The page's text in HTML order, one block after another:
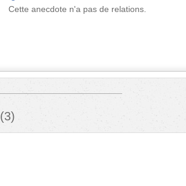
Cette anecdote n'a pas de relations.
(3)